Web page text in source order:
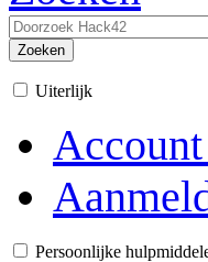
Zoeken
Uiterlijk
Persoonlijke